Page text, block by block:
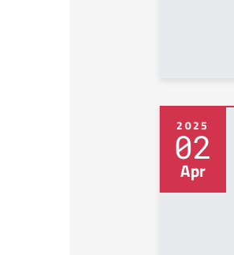
2025
02
Apr